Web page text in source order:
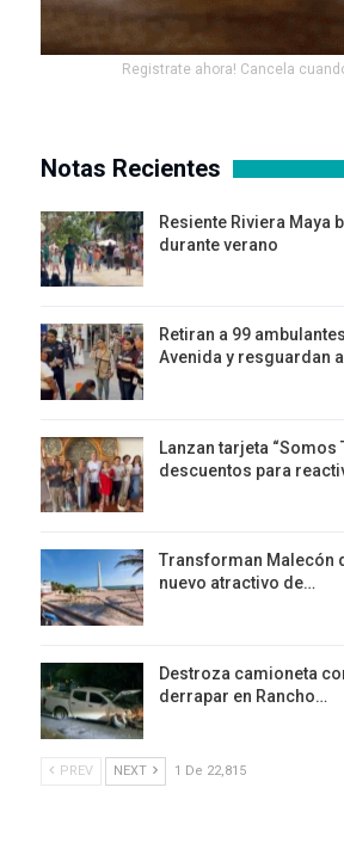
Registrate ahora! Cancela
Notas Recientes
Resiente Riviera Maya
durante verano
Retiran a 99
Avenida y resguardan
Lanzan tarjeta “Somos
descuentos para
Transforman Malecón
nuevo atractivo de…
Destroza camioneta
derrapar en Rancho…
PREV NEXT 1 De 22,815